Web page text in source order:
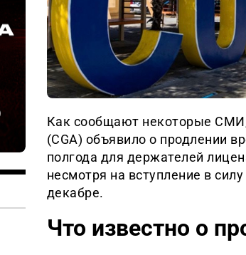
Как сообщают некоторые
(CGA) объявило о продлении
полгода для держателей
несмотря на вступление в
декабре.
Что известно о